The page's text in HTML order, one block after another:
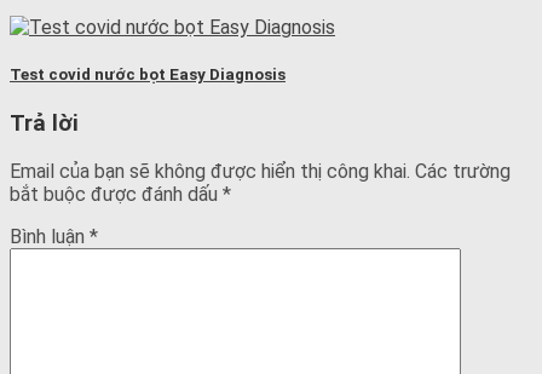
Test covid nước bọt Easy Diagnosis
Trả lời
Email của bạn sẽ không được hiển thị công khai. Các trường
bắt buộc được đánh dấu *
Bình luận *